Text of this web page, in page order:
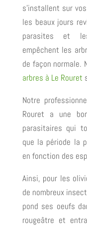
s’installent sur
les beaux jours
parasites et
empêchent les
de façon normale.
arbres à Le Rouret
Notre
Rouret a une
parasitaires qui
que la période la
en fonction des
Ainsi, pour les
de nombreux
pond ses oeufs
rougeâtre et